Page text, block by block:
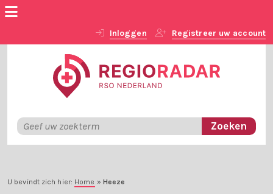
Inloggen Registreer uw account
U bevindt zich hier: Home » Heeze